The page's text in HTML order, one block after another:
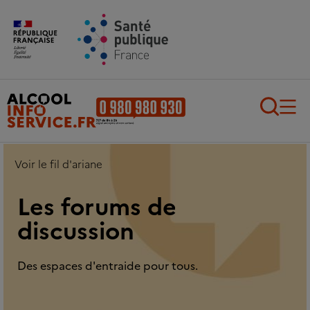
Aller au contenu principal
Voir le fil d'ariane
Les forums de
discussion
Des espaces d'entraide pour tous.